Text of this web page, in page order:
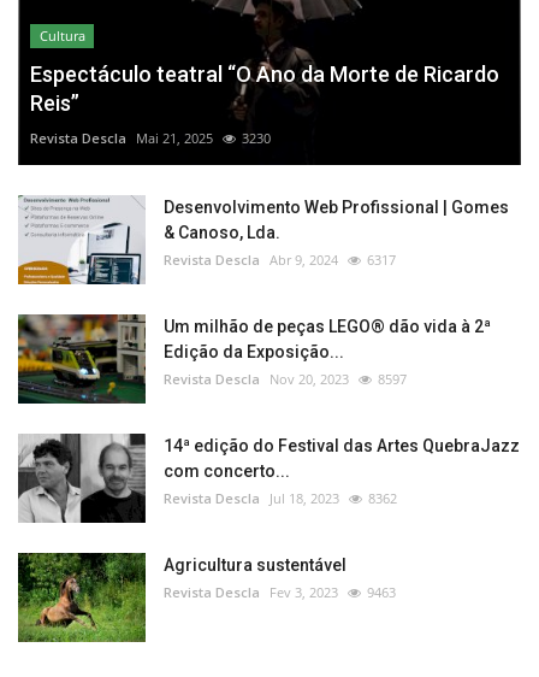
Cultura
Espectáculo teatral “O Ano da Morte de Ricardo
Reis”
Revista Descla Mai 21, 2025 3230
Desenvolvimento Web Profissional | Gomes
& Canoso, Lda.
Revista Descla Abr 9, 2024 6317
Um milhão de peças LEGO® dão vida à 2ª
Edição da Exposição...
Revista Descla Nov 20, 2023 8597
14ª edição do Festival das Artes QuebraJazz
com concerto...
Revista Descla Jul 18, 2023 8362
Agricultura sustentável
Revista Descla Fev 3, 2023 9463